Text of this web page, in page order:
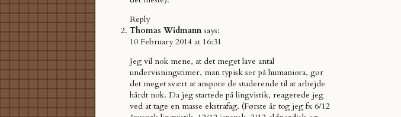
Reply
Thomas Widmann says:
10 February 2014 at 16:31
Jeg vil nok mene, at det meget lave antal
undervisningstimer, man typisk ser på humaniora, gør
det meget svært at anspore de studerende til at arbejde
hårdt nok. Da jeg startede på lingvistik, reagerede jeg
ved at tage en masse ekstrafag. (Første år tog jeg fx 6/12